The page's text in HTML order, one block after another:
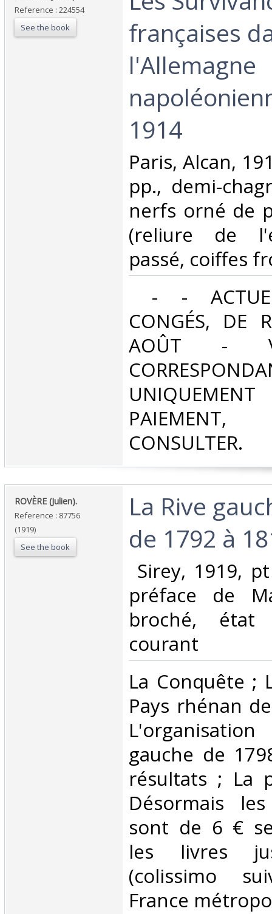
Reference : 224554
See the book
françaises
l'Allemagne
1914‎
‎Paris, Alcan,
pp., demi-
nerfs orné de
(reliure de
passé, coiffes
- -
CONGÉS, DE
AOÛT -
CONSULTER.‎
‎ROVÈRE (Julien).‎
Reference : 87756
(1919)
See the book
‎La Rive
de 1792 à
Sirey, 1919,
préface de
broché, état
courant‎
‎La Conquête ;
Pays rhénan
gauche de
résultats ; La
Désormais
sont de 6 €
les livres
(colissimo
France